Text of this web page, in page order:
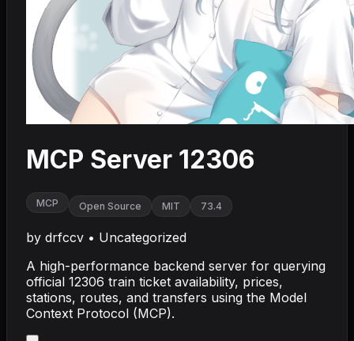
MCP Server 12306
MCP Open Source MIT 73.4
by drfccv • Uncategorized
A high-performance backend server for querying
official 12306 train ticket availability, prices,
stations, routes, and transfers using the Model
Context Protocol (MCP).